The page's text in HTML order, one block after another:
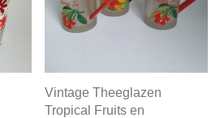
Vintage Theeglazen
Tropical Fruits en